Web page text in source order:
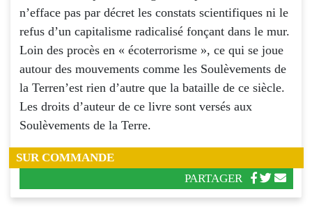
n’efface pas par décret les constats scientifiques ni le
refus d’un capitalisme radicalisé fonçant dans le mur.
Loin des procès en « écoterrorisme », ce qui se joue
autour des mouvements comme les Soulèvements de
la Terren’est rien d’autre que la bataille de ce siècle.
Les droits d’auteur de ce livre sont versés aux
Soulèvements de la Terre.
SUR COMMANDE
PARTAGER